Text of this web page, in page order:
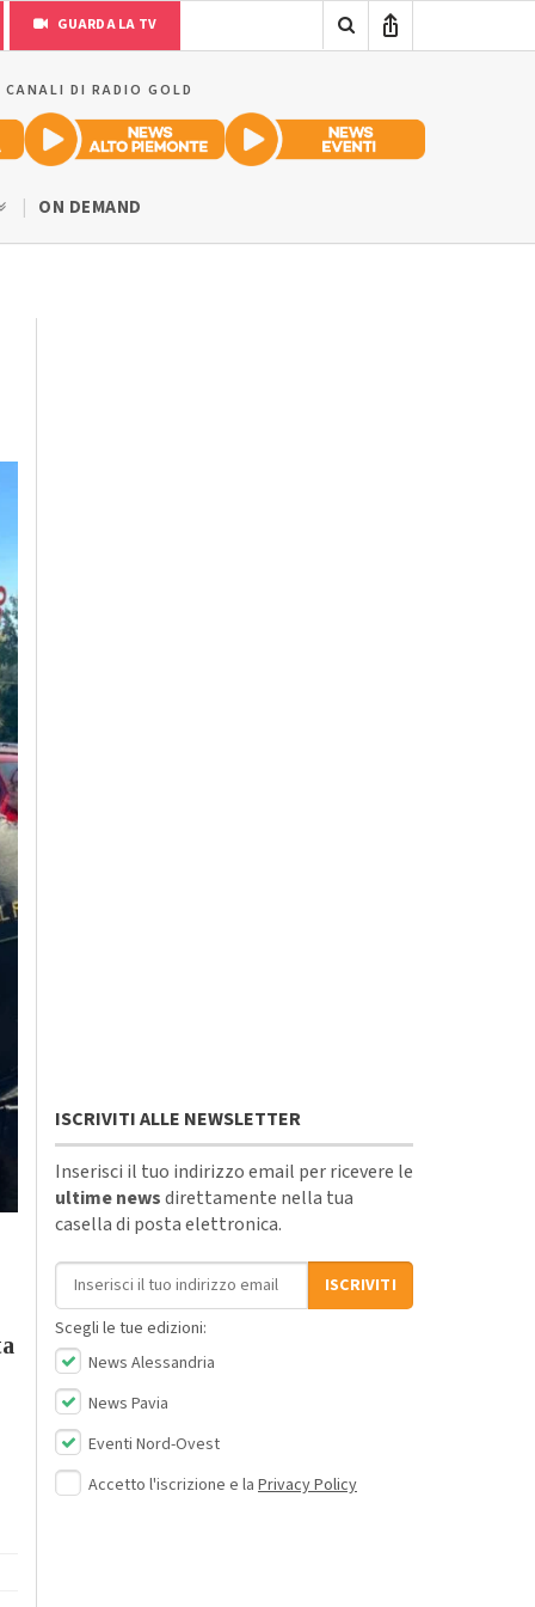
GUARDA LA TV
DI RADIO GOLD
ON DEMAND
ISCRIVITI ALLE NEWSLETTER
Inserisci il tuo indirizzo email per ricevere le
ultime newsdirettamente nella tua
casella di posta elettronica.
Indirizzo email
ISCRIVITI
Scegli le tue edizioni:
News Alessandria
News Pavia
Eventi Nord-Ovest
Accetto l'iscrizione e la Privacy Policy